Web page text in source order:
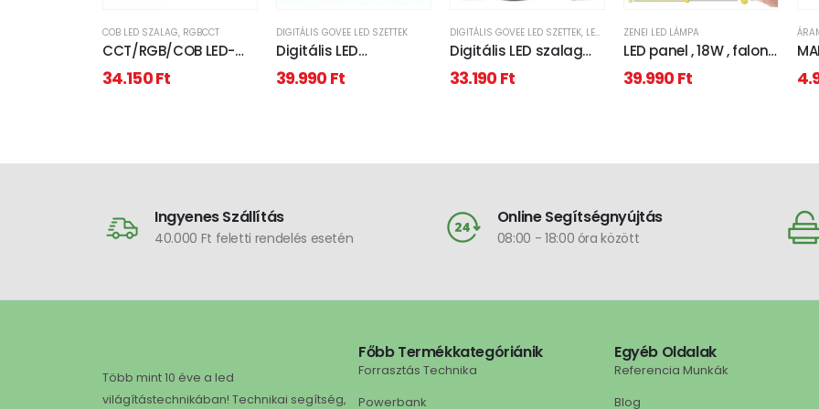
COB LED SZALAG, RGBCCT
CCT/RGB/COB LED-
szalag, COB, 4200 LED,
24 V DC, 18 W/m, IP20,
méter)
34.150Ft
DIGITÁLIS GOVEE LED SZETTEK
Digitális LED
falvilágítás , RGB + IC
(digitális) , 4 egyenes
39.990Ft
DIGITÁLIS GOVEE LED SZETTEK, LED VILÁGÍTÁS
Digitális LED szalag
szett kamerával , TV
képernyő követő
33.190Ft
ZENEI LED LÁMPA
LED panel , 18W , falon
kívüli , Bluetooth
hangszóróval , kristály
39.990Ft
,
vel
Ingyenes Szállítás
40.000 Ft feletti rendelés esetén
Online Segítségnyújtás
08:00 - 18:00 óra között
Több mint 10 éve a led
világítástechnikában! Technikai segítség,
Főbb Termékkategóriánik
Forrasztás Technika
Powerbank
Egyéb Oldalak
Referencia Munkák
Blog